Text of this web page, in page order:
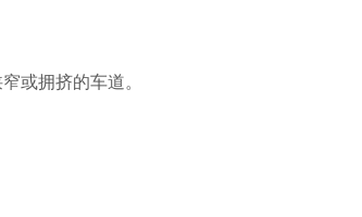
或拥挤的车道。